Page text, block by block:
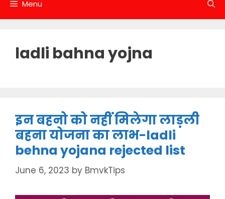
Menu
ladli bahna yojna
इन बहनो को नहीं मिलेगा लाड़ली
बहना योजना का लाभ-ladli
behna yojana rejected list
June 6, 2023 by BmvkTips